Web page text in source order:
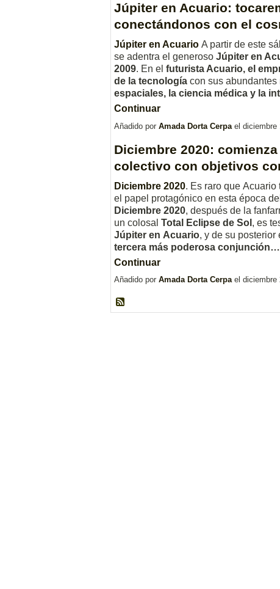
Júpiter en Acuario:
conectándonos con el
Júpiter en Acuario A partir de este
se adentra el generoso Júpiter en
2009. En el futurista Acuario, el
de la tecnología con sus
espaciales, la ciencia médica y la
Continuar
Añadido por Amada Dorta Cerpa el
Diciembre 2020:
colectivo con objetivos
Diciembre 2020. Es raro que Acuario
el papel protagónico en esta época
Diciembre 2020, después de la
un colosal Total Eclipse de Sol , es
Júpiter en Acuario, y de su posterior
tercera más poderosa conjunción…
Continuar
Añadido por Amada Dorta Cerpael diciembre